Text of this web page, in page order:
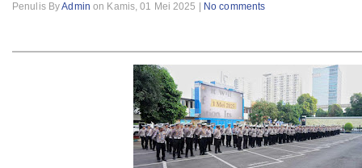
Penulis ByAdmin on Kamis, 01 Mei 2025 | No comments